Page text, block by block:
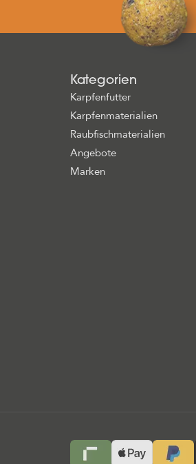
Kategorien
Karpfenfutter
Karpfenmaterialien
Raubfischmaterialien
Angebote
Marken